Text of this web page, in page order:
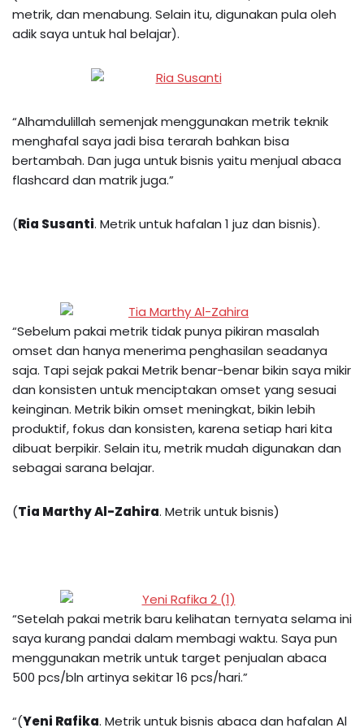
metrik, dan menabung. Selain itu, digunakan pula oleh
adik saya untuk hal belajar).
“Alhamdulillah semenjak menggunakan metrik teknik
menghafal saya jadi bisa terarah bahkan bisa
bertambah. Dan juga untuk bisnis yaitu menjual abaca
flashcard dan matrik juga.”
(Ria Susanti. Metrik untuk hafalan 1 juz dan bisnis).
“Sebelum pakai metrik tidak punya pikiran masalah
omset dan hanya menerima penghasilan seadanya
saja. Tapi sejak pakai Metrik benar-benar bikin saya mikir
dan konsisten untuk menciptakan omset yang sesuai
keinginan. Metrik bikin omset meningkat, bikin lebih
produktif, fokus dan konsisten, karena setiap hari kita
dibuat berpikir. Selain itu, metrik mudah digunakan dan
sebagai sarana belajar.
(Tia Marthy Al-Zahira. Metrik untuk bisnis)
“Setelah pakai metrik baru kelihatan ternyata selama ini
saya kurang pandai dalam membagi waktu. Saya pun
menggunakan metrik untuk target penjualan abaca
500 pcs/bln artinya sekitar 16 pcs/hari.”
“(Yeni Rafika. Metrik untuk bisnis abaca dan hafalan Al